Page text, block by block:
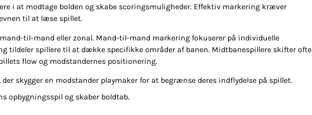
i at modtage bolden og skabe scoringsmuligheder. Effektiv markering kræver
til at læse spillet.
til-mand eller zonal. Mand-til-mand markering fokuserer på individuelle
tildeler spillere til at dække specifikke områder af banen. Midtbanespillere skifter ofte
flow og modstandernes positionering.
skygger en modstander playmaker for at begrænse deres indflydelse på spillet.
opbygningsspil og skaber boldtab.